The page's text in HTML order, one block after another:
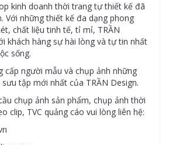
kinh doanh thời trang tự thiết kế đã
Với những thiết kế đa dạng phong
chất liệu tinh tế, tỉ mỉ, TRẦN
khách hàng sự hài lòng và tự tin nhất
sống.
cấp người mẫu và chụp ảnh những
tập mới nhất của TRẦN Design.
chụp ảnh sản phẩm, chụp ảnh thời
clip, TVC quảng cáo vui lòng liên hệ: